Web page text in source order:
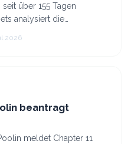
über 155 Tagen
analysiert die
und einem
2026
beantragt
meldet Chapter 11